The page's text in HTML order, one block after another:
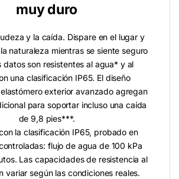
muy duro
y la caída. Dispare en el lugar y
naturaleza mientras se siente seguro
datos son resistentes al agua* y al
una clasificación IP65. El diseño
exterior avanzado agregan
para soportar incluso una caída
de 9,8 pies***.
la clasificación IP65, probado en
flujo de agua de 100 kPa
Las capacidades de resistencia al
variar según las condiciones reales.